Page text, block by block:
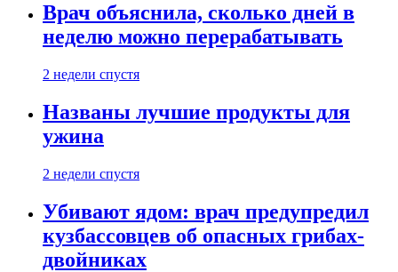
Врач объяснила, сколько дней в
неделю можно перерабатывать
2 недели спустя
Названы лучшие продукты для
ужина
2 недели спустя
Убивают ядом: врач предупредил
кузбассовцев об опасных грибах-
двойниках